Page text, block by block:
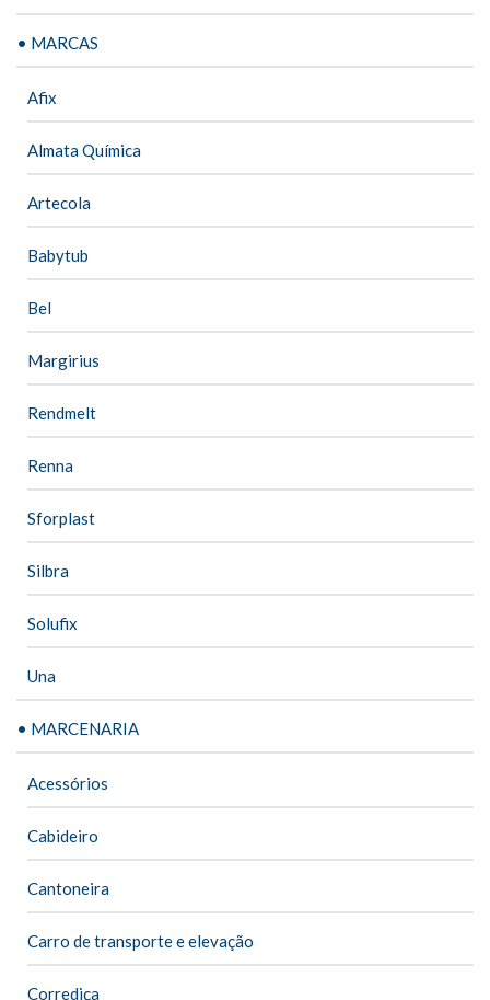
• MARCAS
Afix
Almata Química
Artecola
Babytub
Bel
Margirius
Rendmelt
Renna
Sforplast
Silbra
Solufix
Una
• MARCENARIA
Acessórios
Cabideiro
Cantoneira
Carro de transporte e elevação
Corrediça